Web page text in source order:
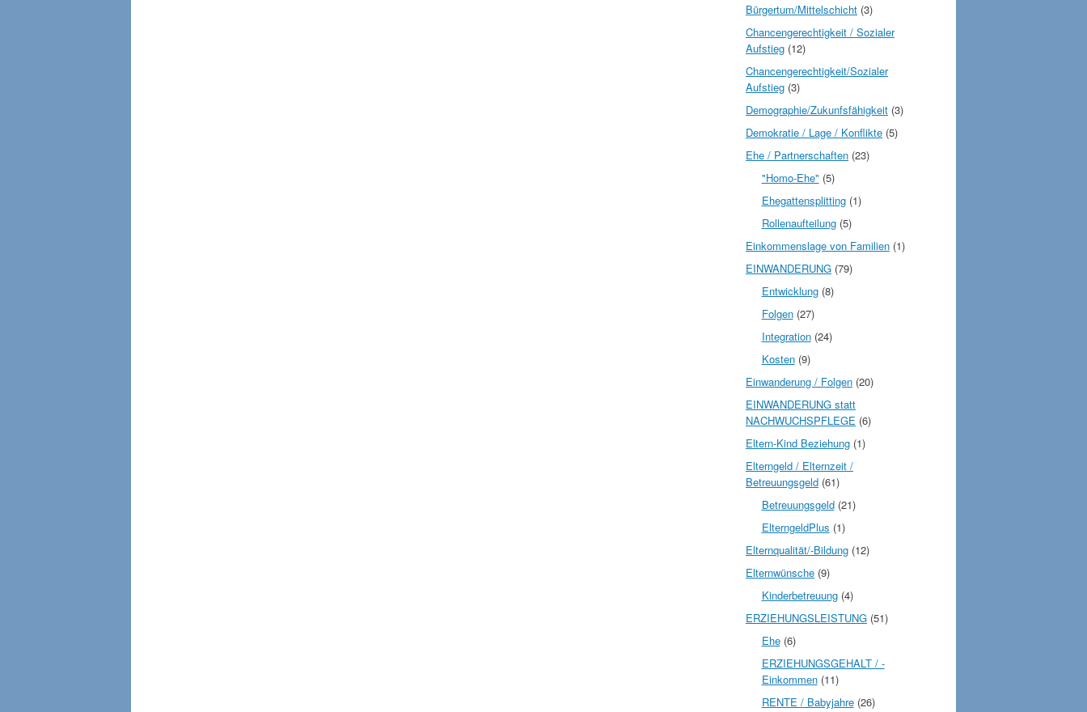
Bürgertum/Mittelschicht (3)
Chancengerechtigkeit / Sozialer
Aufstieg (12)
Chancengerechtigkeit/Sozialer
Aufstieg (3)
Demographie/Zukunfsfähigkeit (3)
Demokratie / Lage / Konflikte (5)
Ehe / Partnerschaften (23)
"Homo-Ehe" (5)
Ehegattensplitting(1)
Rollenaufteilung(5)
Einkommenslage von Familien (1)
EINWANDERUNG (79)
Entwicklung(8)
Folgen(27)
Integration(24)
Kosten(9)
Einwanderung / Folgen (20)
EINWANDERUNG statt
NACHWUCHSPFLEGE (6)
Eltern-Kind Beziehung (1)
Elterngeld / Elternzeit /
Betreuungsgeld (61)
Betreuungsgeld(21)
ElterngeldPlus (1)
Elternqualität/-Bildung (12)
Elternwünsche (9)
Kinderbetreuung(4)
ERZIEHUNGSLEISTUNG (51)
Ehe(6)
ERZIEHUNGSGEHALT / -
Einkommen(11)
RENTE / Babyjahre(26)